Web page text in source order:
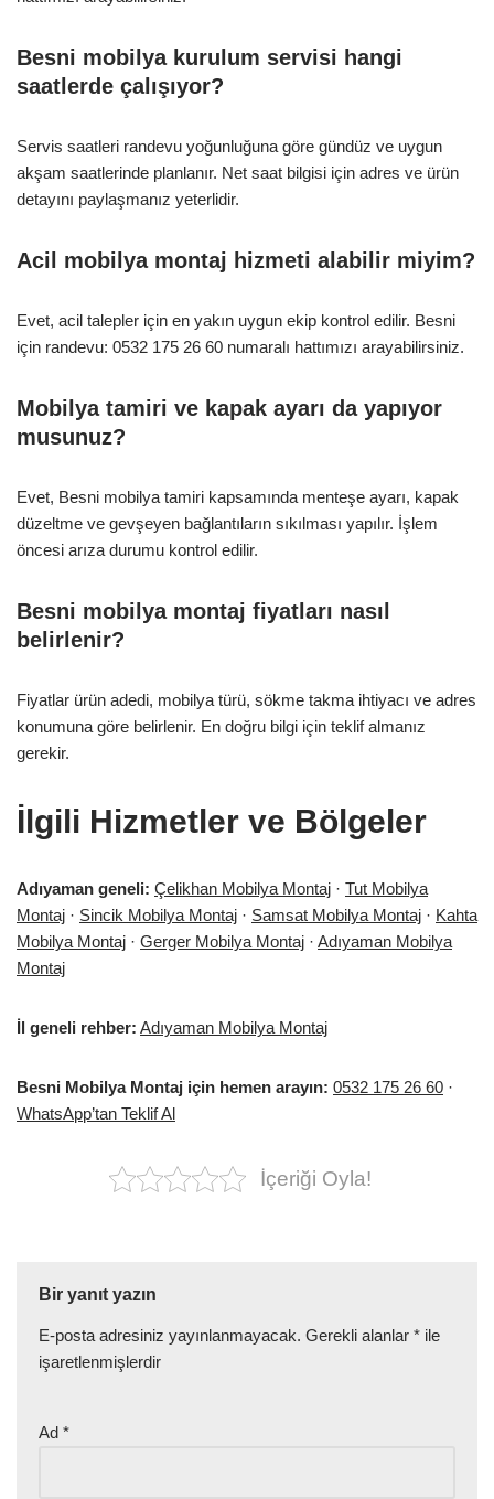
Besni mobilya kurulum servisi hangi
saatlerde çalışıyor?
Servis saatleri randevu yoğunluğuna göre gündüz ve uygun
akşam saatlerinde planlanır. Net saat bilgisi için adres ve ürün
detayını paylaşmanız yeterlidir.
Acil mobilya montaj hizmeti alabilir miyim?
Evet, acil talepler için en yakın uygun ekip kontrol edilir. Besni
için randevu: 0532 175 26 60 numaralı hattımızı arayabilirsiniz.
Mobilya tamiri ve kapak ayarı da yapıyor
musunuz?
Evet, Besni mobilya tamiri kapsamında menteşe ayarı, kapak
düzeltme ve gevşeyen bağlantıların sıkılması yapılır. İşlem
öncesi arıza durumu kontrol edilir.
Besni mobilya montaj fiyatları nasıl
belirlenir?
Fiyatlar ürün adedi, mobilya türü, sökme takma ihtiyacı ve adres
konumuna göre belirlenir. En doğru bilgi için teklif almanız
gerekir.
İlgili Hizmetler ve Bölgeler
Adıyaman geneli: Çelikhan Mobilya Montaj · Tut Mobilya
Montaj · Sincik Mobilya Montaj · Samsat Mobilya Montaj · Kahta
Mobilya Montaj · Gerger Mobilya Montaj · Adıyaman Mobilya
Montaj
İl geneli rehber: Adıyaman Mobilya Montaj
Besni Mobilya Montaj için hemen arayın: 0532 175 26 60 ·
WhatsApp’tan Teklif Al
İçeriği Oyla!
Bir yanıt yazın
E-posta adresiniz yayınlanmayacak. Gerekli alanlar * ile
işaretlenmişlerdir
Ad *